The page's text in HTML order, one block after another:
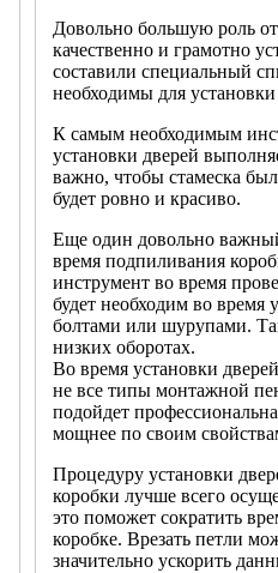
Довольно большую роль
качественно и грамотно
составили специальный
необходимы для
К самым необходимым
установки дверей
важно, чтобы стамеска
будет ровно и красиво.
Еще один довольно
время подпиливания
инструмент во время
будет необходим во время
болтами или шурупами.
низких оборотах.
Во время установки
не все типы монтажной
подойдет
мощнее по своим
Процедуру установки
коробки лучше всего
это поможет сократить
коробке. Врезать петли
значительно ускорить